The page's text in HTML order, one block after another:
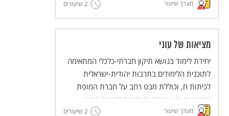
מערך שיעור 2 שיעורים
מציאות של עוני
יחידת לימוד בנושא תיקון חברתי-כלכלי המתאימה
לתוכנית הלימודים בתרבות יהודית-ישראלית
לכיתות ח, וכוללת מבט רחב על חברת המופת
בנושא העוני ושאלת האחריות לטיפול במצב.
מערך שיעור 2 שיעורים